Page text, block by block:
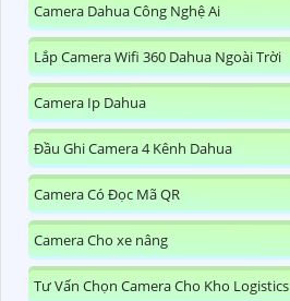
Camera Dahua Công Nghệ Ai
Lắp Camera Wifi 360 Dahua Ngoài Trời
Camera Ip Dahua
Đầu Ghi Camera 4 Kênh Dahua
Camera Có Đọc Mã QR
Camera Cho xe nâng
Tư Vấn Chọn Camera Cho Kho Logistics